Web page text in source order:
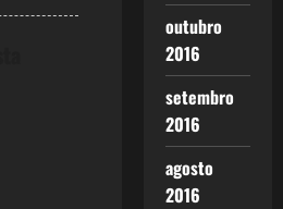
outubro
2016
setembro
2016
agosto
2016